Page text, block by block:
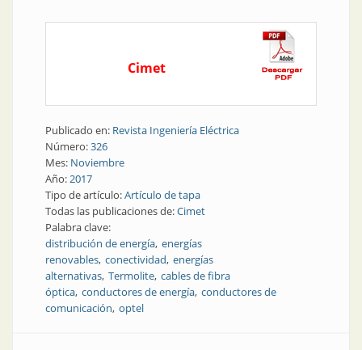
Cimet
Publicado en: Revista Ingeniería Eléctrica
Número:326
Mes: Noviembre
Año:2017
Tipo de artículo:Artículo de tapa
Todas las publicaciones de:Cimet
Palabra clave:
distribución de energía energías
renovables conectividad energías
alternativas Termolite cables de fibra
óptica conductores de energía conductores de
comunicación optel